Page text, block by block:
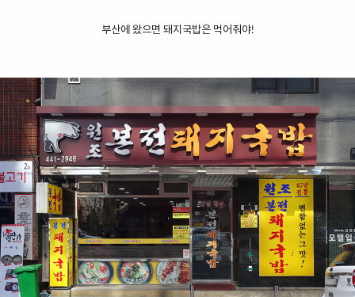
부산에 왔으면 돼지국밥은 먹어줘야!